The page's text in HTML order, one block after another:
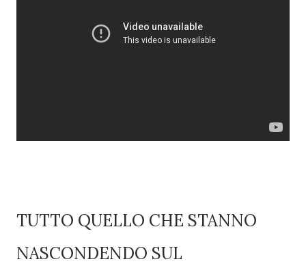
TUTTO QUELLO CHE STANNO
NASCONDENDO SUL